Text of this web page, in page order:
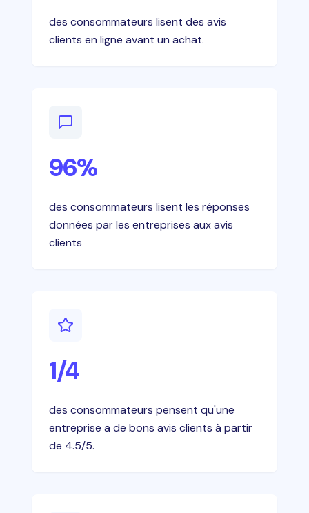
des consommateurs lisent des avis
clients en ligne avant un achat.
96%
des consommateurs lisent les réponses
données par les entreprises aux avis
clients
1/4
des consommateurs pensent qu'une
entreprise a de bons avis clients à partir
de 4.5/5.